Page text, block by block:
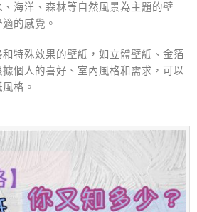
海洋、森林等自然風景為主題的壁
的感覺。
特殊效果的壁紙，如立體壁紙、金箔
個人的喜好、室內風格和需求，可以
格。